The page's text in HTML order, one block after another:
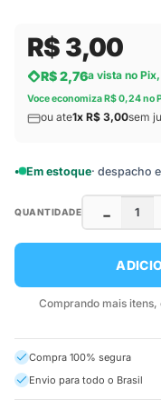
R$ 3,00
R$ 2,76a vista no
Voce economiza R$ 0,24 no
ou ate1x R$ 3,00sem
Em estoque· despacho
QUANTIDADE −
Comprando mais
Compra 100% segura
Envio para todo o Brasil